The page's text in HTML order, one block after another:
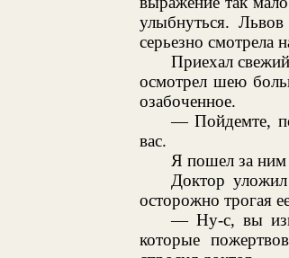
улыбнуться.
серьезно смотрела
Приехал
осмотрел шею
озабоченное.
— Пойдемте,
вас.
Я пошел за
Доктор
осторожно трогая
— Ну-с, вы
которые